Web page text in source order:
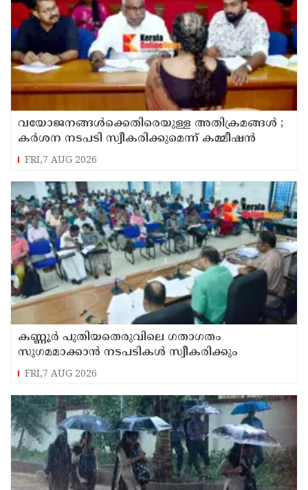
വയോജനങ്ങൾക്കെതിരെയുള്ള അതിക്രമങ്ങൾ ;
കർശന നടപടി സ്വീകരിക്കുമെന്ന് കമ്മീഷൻ
FRI,7 AUG 2026
കണ്ണൂർ പുതിയതെരുവിലെ ഗതാഗതം
സുഗമമാക്കാന്‍ നടപടികള്‍ സ്വീകരിക്കും
FRI,7 AUG 2026